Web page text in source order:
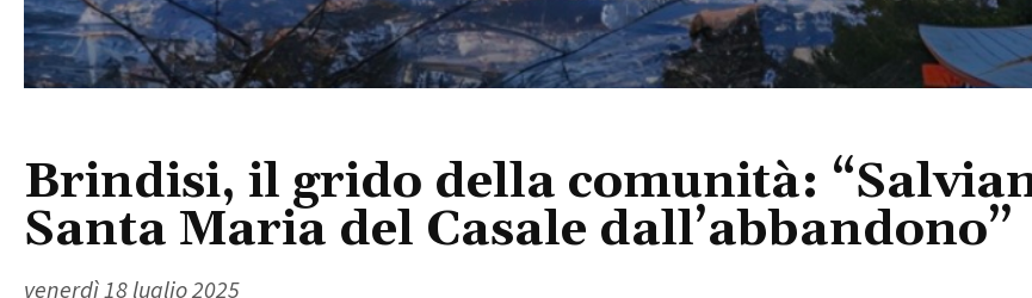
Brindisi, il grido della comunità:
Santa Maria del Casale dall’abbandono”
venerdì 18 luglio 2025